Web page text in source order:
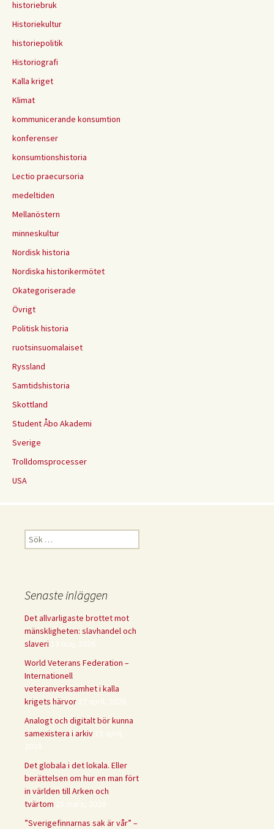
historiebruk
Historiekultur
historiepolitik
Historiografi
Kalla kriget
Klimat
kommunicerande konsumtion
konferenser
konsumtionshistoria
Lectio praecursoria
medeltiden
Mellanöstern
minneskultur
Nordisk historia
Nordiska historikermötet
Okategoriserade
Övrigt
Politisk historia
ruotsinsuomalaiset
Ryssland
Samtidshistoria
Skottland
Student Åbo Akademi
Sverige
Trolldomsprocesser
USA
Sök
efter:
Senaste inläggen
Det allvarligaste brottet mot
mänskligheten: slavhandel och
slaveri 13 maj, 2026
World Veterans Federation –
Internationell
veteranverksamhet i kalla
krigets härvor
27 april, 2026
Analogt och digitalt bör kunna
samexistera i arkiv 15 april,
2026
Det globala i det lokala. Eller
berättelsen om hur en man fört
in världen till Arken och
tvärtom
25 mars, 2026
”Sverigefinnarnas sak är vår” –